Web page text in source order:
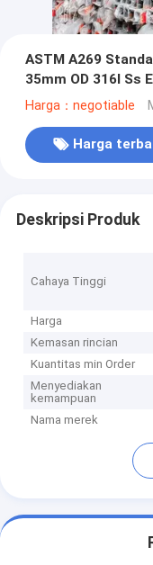
ASTM A269
35mm OD 316l Ss
Harga：negotiable
Harga
Deskripsi Produk
Cahaya Tinggi
Harga
Kemasan rincian
Kuantitas min Order
Menyediakan
kemampuan
Nama merek